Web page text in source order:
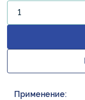
Применение: